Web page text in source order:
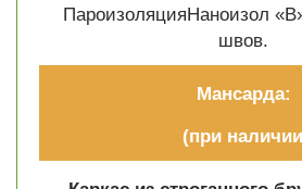
ПароизоляцияНаноизол
швов.
Мансарда:
(при